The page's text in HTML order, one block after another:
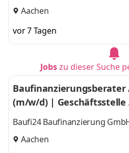
Aachen
vor 7 Tagen
Jobszu dieser Suche
(m/w/d) | Geschäftsstelle
Baufi24 Baufinanzierung
Aachen